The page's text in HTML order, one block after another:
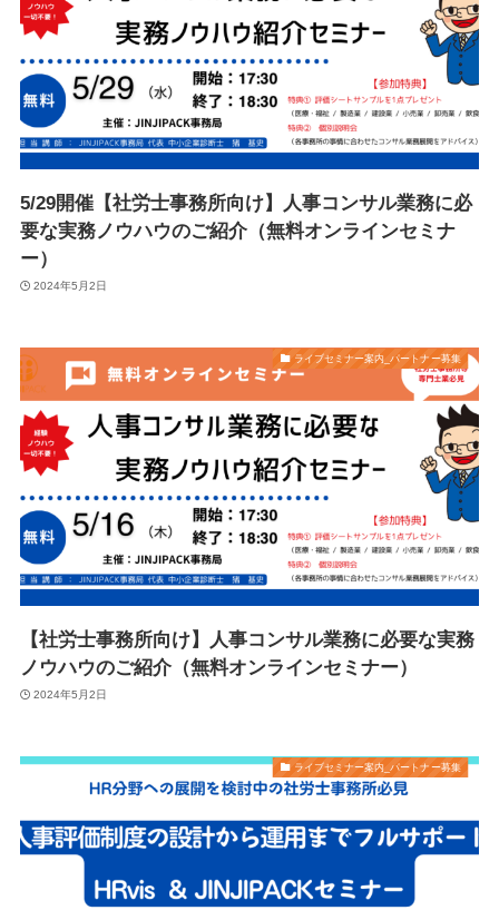
5/29開催【社労士事務所向け】人事コンサル業務に必
要な実務ノウハウのご紹介（無料オンラインセミナ
ー）
2024年5月2日
ライブセミナー案内_パートナー募集
【社労士事務所向け】人事コンサル業務に必要な実務
ノウハウのご紹介（無料オンラインセミナー）
2024年5月2日
ライブセミナー案内_パートナー募集